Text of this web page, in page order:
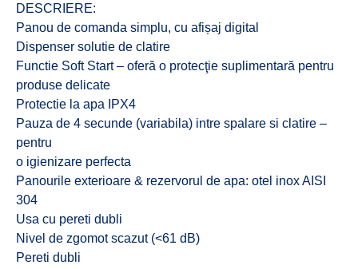
DESCRIERE:
Panou de comanda simplu, cu afișaj digital
Dispenser solutie de clatire
Functie Soft Start – oferă o protecţie suplimentară pentru
produse delicate
Protectie la apa IPX4
Pauza de 4 secunde (variabila) intre spalare si clatire –
pentru
o igienizare perfecta
Panourile exterioare & rezervorul de apa: otel inox AISI
304
Usa cu pereti dubli
Nivel de zgomot scazut (<61 dB)
Pereti dubli